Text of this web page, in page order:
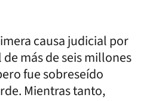
causa judicial por
más de seis millones
fue sobreseído
Mientras tanto,